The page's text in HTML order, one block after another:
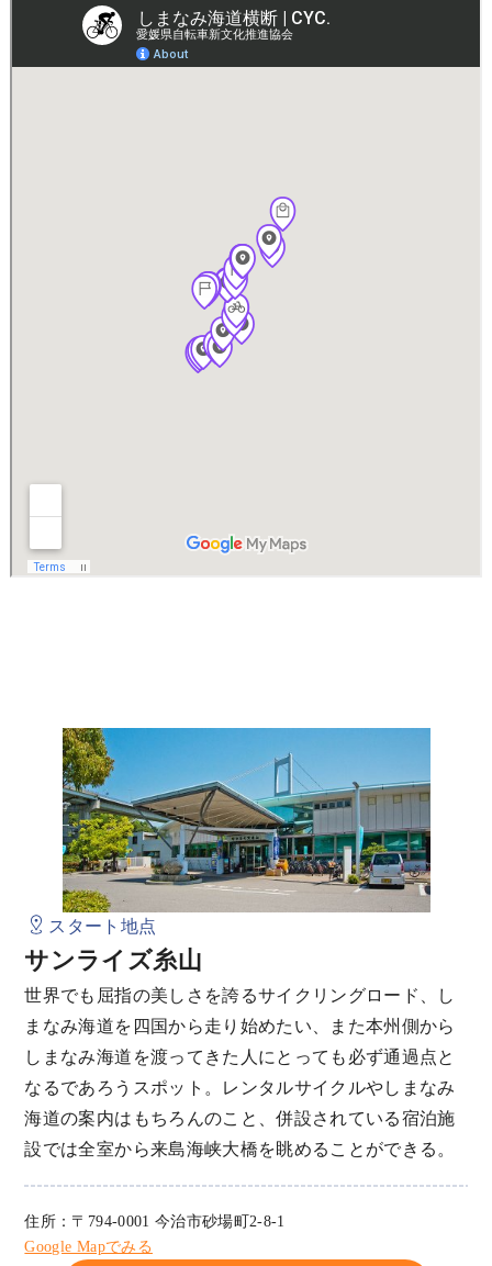
スタート地点
サンライズ糸山
世界でも屈指の美しさを誇るサイクリングロード、し
まなみ海道を四国から走り始めたい、また本州側から
しまなみ海道を渡ってきた人にとっても必ず通過点と
なるであろうスポット。レンタルサイクルやしまなみ
海道の案内はもちろんのこと、併設されている宿泊施
設では全室から来島海峡大橋を眺めることができる。
住所：〒794-0001 今治市砂場町2-8-1
Google Mapでみる